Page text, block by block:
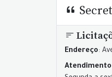
Endereço:
Atendimento